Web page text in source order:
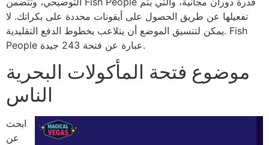
تفعيلها عن طريق الحصول على أيقونات محددة على بكراتك. لا
يمكن لتنسيق الموضع أن يتلاعب بخطوط الدفع التقليدية. Fish
People عبارة عن فتحة 243 جيدة.
موضوع فتحة المأكولات البحرية
الناس
ابحث
عن